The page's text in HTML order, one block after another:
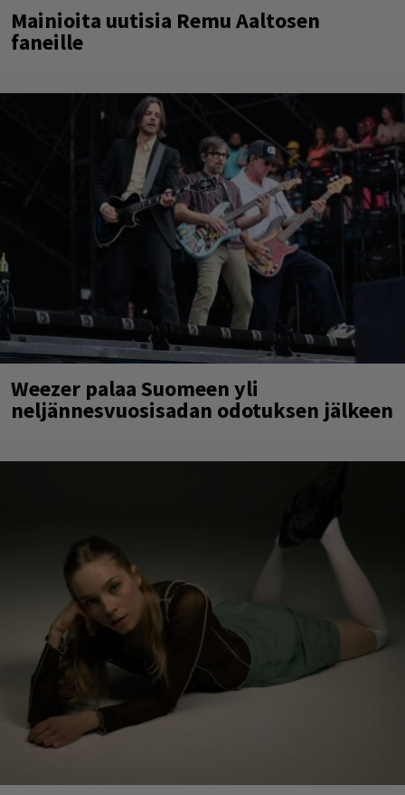
Mainioita uutisia Remu Aaltosen
faneille
Weezer palaa Suomeen yli
neljännesvuosisadan odotuksen jälkeen